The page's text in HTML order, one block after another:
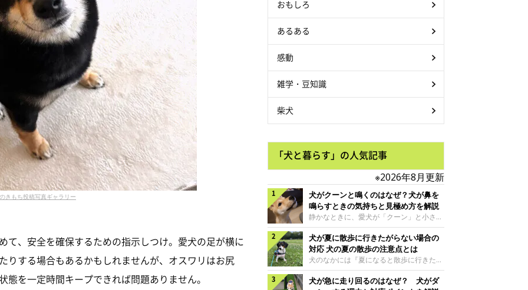
きもち投稿写真ギャラリー
て、安全を確保するための指示しつけ。愛犬の足が横に
りする場合もあるかもしれませんが、オスワリはお尻
を一定時間キープできれば問題ありません。
おもしろ
あるある
感動
雑学・豆知識
柴犬
「犬と暮らす」の人気記事
※2026年8月更新
犬がクーンと鳴くのはなぜ？犬が鼻を
鳴らすときの気持ちと見極め方を解説
静かなときに、愛犬が「クーン」と小さく
鳴いたり、鼻を鳴らすような音を出したり
することはありませんか？ 大きく吠える
わけではない分、「不安なの？それとも何
かお願いしているの？」と気になる飼い主
さんもいるかもしれません。今回は、犬が
クーンと鳴く理由や鼻鳴らしの背景、見極
犬が夏に散歩に行きたがらない場合の
対応 犬の夏の散歩の注意点とは
犬のなかには『夏になると散歩に行きたが
らない、歩かなくなる』『暑い季節は散歩
の気配を察すると涼しい部屋から出ようと
犬が急に走り回るのはなぜ？ 犬がダ